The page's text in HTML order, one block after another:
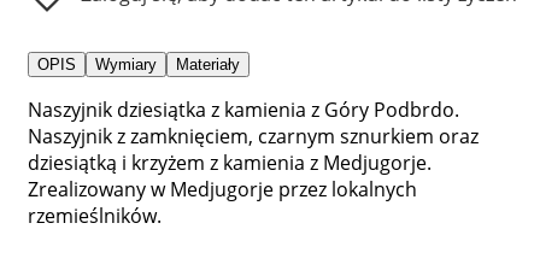
OPIS Wymiary Materiały
Naszyjnik dziesiątka z kamienia z Góry Podbrdo.
Naszyjnik z zamknięciem, czarnym sznurkiem oraz
dziesiątką i krzyżem z kamienia z Medjugorje.
Zrealizowany w Medjugorje przez lokalnych
rzemieślników.